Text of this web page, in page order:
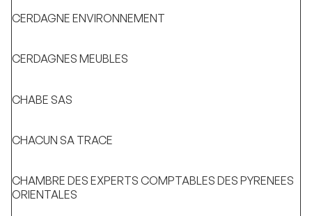
CERDAGNE ENVIRONNEMENT
CERDAGNES MEUBLES
CHABE SAS
CHACUN SA TRACE
CHAMBRE DES EXPERTS COMPTABLES DES PYRENEES
ORIENTALES